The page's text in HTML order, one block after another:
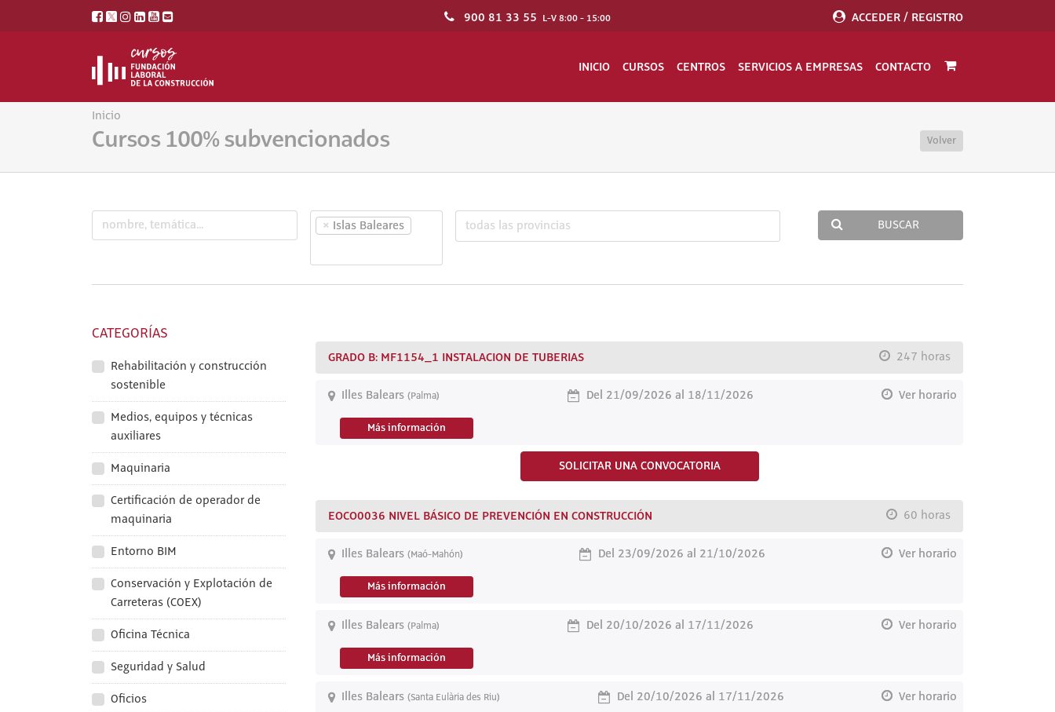
900 81 33 55 L-V 8:00 - 15:00 ACCEDER / REGISTRO
INICIO CURSOS CENTROS SERVICIOS A EMPRESAS CONTACTO
Inicio
Cursos 100% subvencionados Volver
× Islas Baleares BUSCAR
CATEGORÍAS
Rehabilitación y construcción
sostenible
Medios, equipos y técnicas
auxiliares
Maquinaria
Certificación de operador de
maquinaria
Entorno BIM
Conservación y Explotación de
Carreteras (COEX)
Oficina Técnica
Seguridad y Salud
Oficios
247 horas
GRADO B: MF1154_1 INSTALACION DE TUBERIAS
Illes Balears (Palma) Del 21/09/2026 al 18/11/2026 Ver horario
Más información
SOLICITAR UNA CONVOCATORIA
60 horas
EOCO0036 NIVEL BÁSICO DE PREVENCIÓN EN CONSTRUCCIÓN
Illes Balears (Maó-Mahón) Del 23/09/2026 al 21/10/2026 Ver horario
Más información
Illes Balears (Palma) Del 20/10/2026 al 17/11/2026 Ver horario
Más información
Illes Balears (Santa Eulària des Riu) Del 20/10/2026 al 17/11/2026 Ver horario